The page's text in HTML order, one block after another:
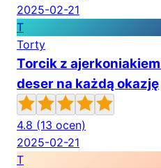
2025-02-21
T
Torty
Torcik z
deser na każdą okazję
4.8 (13 ocen)
2025-02-21
T